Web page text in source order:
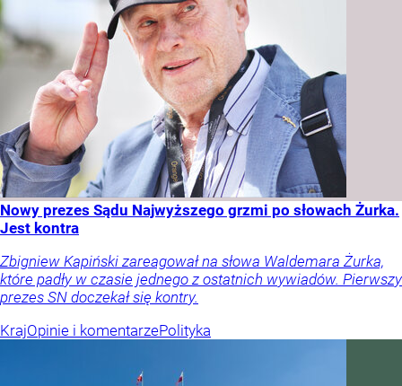
Nowy prezes Sądu Najwyższego grzmi po słowach Żurka.
Jest kontra
Zbigniew Kapiński zareagował na słowa Waldemara Żurka,
które padły w czasie jednego z ostatnich wywiadów. Pierwszy
prezes SN doczekał się kontry.
KrajOpinie i komentarzePolityka